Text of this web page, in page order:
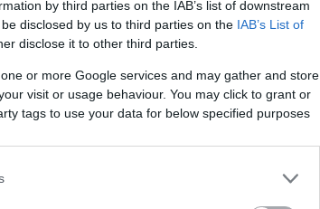
by third parties on the IAB’s list of downstream
disclosed by us to third parties on the IAB’s List of
disclose it to other third parties.
or more Google services and may gather and store
visit or usage behaviour. You may click to grant or
tags to use your data for below specified purposes